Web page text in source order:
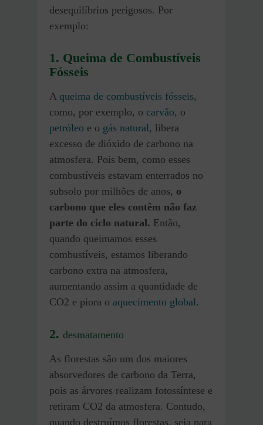
desequilíbrios perigosos. Por
exemplo:
1. Queima de Combustíveis
Fósseis
A queima de combustíveis fósseis,
como, por exemplo, o carvão, o
petróleo e o gás natural, libera
excesso de dióxido de carbono na
atmosfera. Pois bem, como esses
combustíveis estavam enterrados no
subsolo por milhões de anos, o
carbono que eles contêm não faz
parte do ciclo natural. Então,
quando queimamos esses
combustíveis, estamos liberando
carbono extra na atmosfera,
aumentando assim a quantidade de
CO2 e piora o aquecimento global.
2. desmatamento
As florestas são um dos maiores
absorvedores de carbono da Terra,
pois as árvores realizam fotossíntese e
retiram CO2 da atmosfera. Contudo,
quando destruímos florestas, seja para